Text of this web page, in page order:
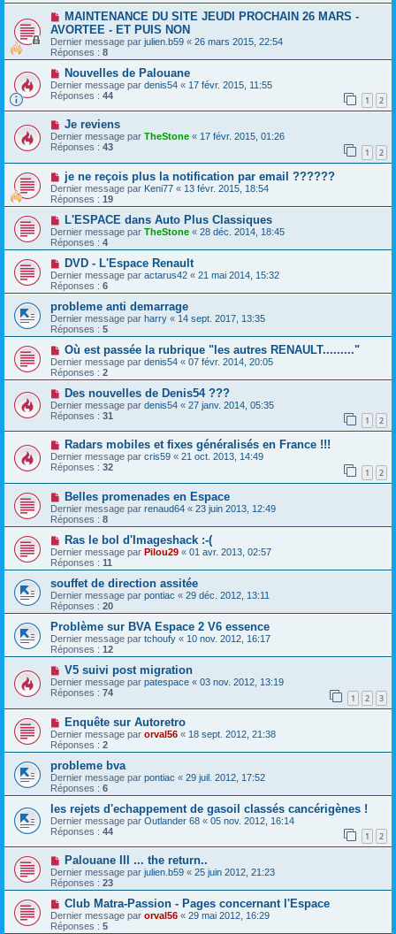
MAINTENANCE DU SITE JEUDI PROCHAIN 26 MARS -
AVORTEE - ET PUIS NON
Dernier message par julien.b59 « 26 mars 2015, 22:54
Réponses : 8
Nouvelles de Palouane
Dernier message par denis54 « 17 févr. 2015, 11:55
Réponses : 44 1 2
Je reviens
Dernier message par TheStone « 17 févr. 2015, 01:26
Réponses : 43 1 2
je ne reçois plus la notification par email ??????
Dernier message par Keni77 « 13 févr. 2015, 18:54
Réponses : 19
L'ESPACE dans Auto Plus Classiques
Dernier message par TheStone « 28 déc. 2014, 18:45
Réponses : 4
DVD - L'Espace Renault
Dernier message par actarus42 « 21 mai 2014, 15:32
Réponses : 6
probleme anti demarrage
Dernier message par harry « 14 sept. 2017, 13:35
Réponses : 5
Où est passée la rubrique "les autres RENAULT........."
Dernier message par denis54 « 07 févr. 2014, 20:05
Réponses : 2
Des nouvelles de Denis54 ???
Dernier message par denis54 « 27 janv. 2014, 05:35
Réponses : 31 1 2
Radars mobiles et fixes généralisés en France !!!
Dernier message par cris59 « 21 oct. 2013, 14:49
Réponses : 32 1 2
Belles promenades en Espace
Dernier message par renaud64 « 23 juin 2013, 12:49
Réponses : 8
Ras le bol d'Imageshack :-(
Dernier message par Pilou29 « 01 avr. 2013, 02:57
Réponses : 11
souffet de direction assitée
Dernier message par pontiac « 29 déc. 2012, 13:11
Réponses : 20
Problème sur BVA Espace 2 V6 essence
Dernier message par tchoufy « 10 nov. 2012, 16:17
Réponses : 12
V5 suivi post migration
Dernier message par patespace « 03 nov. 2012, 13:19
Réponses : 74 1 2 3
Enquête sur Autoretro
Dernier message par orval56 « 18 sept. 2012, 21:38
Réponses : 2
probleme bva
Dernier message par pontiac « 29 juil. 2012, 17:52
Réponses : 6
les rejets d'echappement de gasoil classés cancérigènes !
Dernier message par Outlander 68 « 05 nov. 2012, 16:14
Réponses : 44 1 2
Palouane III ... the return..
Dernier message par julien.b59 « 25 juin 2012, 21:23
Réponses : 23
Club Matra-Passion - Pages concernant l'Espace
Dernier message par orval56 « 29 mai 2012, 16:29
Réponses : 5